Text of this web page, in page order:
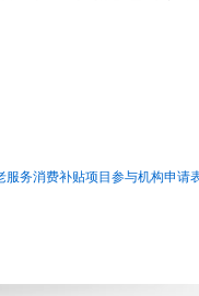
务消费补贴项目参与机构申请